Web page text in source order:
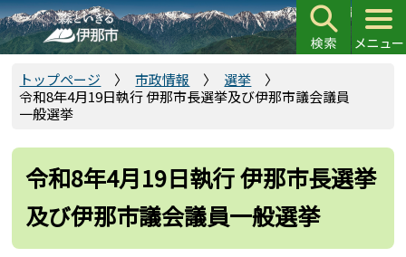
こ
の
ペ
先
トップページ 市政情報
選挙
令和8年4月19日執行 伊那市長選挙及び伊那市議会議員
一般選挙
令和8年4月19日執行 伊那市長選挙
及び伊那市議会議員一般選挙